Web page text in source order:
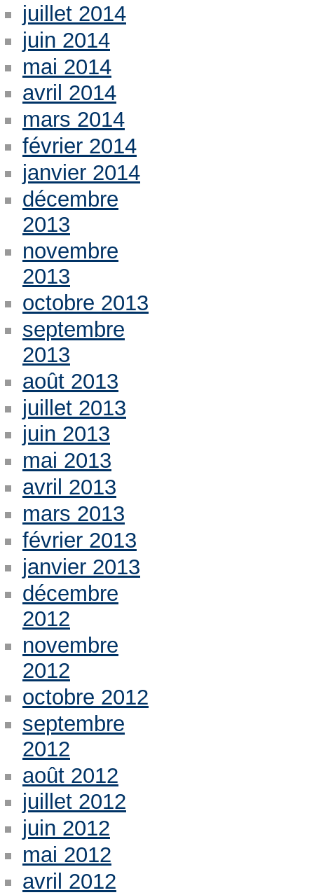
juillet 2014
juin 2014
mai 2014
avril 2014
mars 2014
février 2014
janvier 2014
décembre
2013
novembre
2013
octobre 2013
septembre
2013
août 2013
juillet 2013
juin 2013
mai 2013
avril 2013
mars 2013
février 2013
janvier 2013
décembre
2012
novembre
2012
octobre 2012
septembre
2012
août 2012
juillet 2012
juin 2012
mai 2012
avril 2012